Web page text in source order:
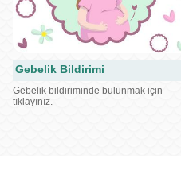
Gebelik Bildirimi
Gebelik bildiriminde bulunmak için
tıklayınız.